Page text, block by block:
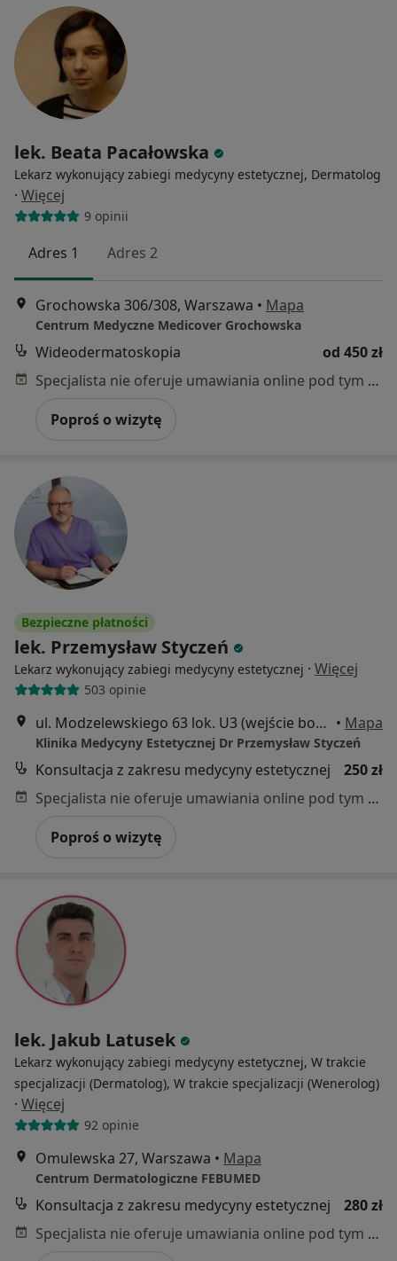
lek. Beata Pacałowska
Lekarz wykonujący zabiegi medycyny estetycznej, Dermatolog
· Więcej
9 opinii
Adres 1 Adres 2
Grochowska 306/308, Warszawa • Mapa
Centrum Medyczne Medicover Grochowska
Wideodermatoskopia
od 450 zł
Specjalista nie oferuje umawiania online pod tym adresem.
Poproś o wizytę
Bezpieczne płatności
lek. Przemysław Styczeń
Lekarz wykonujący zabiegi medycyny estetycznej · Więcej
503 opinie
ul. Modzelewskiego 63 lok. U3 (wejście boczne za wjazdem do garażu), Warszawa • Mapa
Klinika Medycyny Estetycznej Dr Przemysław Styczeń
Konsultacja z zakresu medycyny estetycznej
250 zł
Specjalista nie oferuje umawiania online pod tym adresem.
Poproś o wizytę
lek. Jakub Latusek
Lekarz wykonujący zabiegi medycyny estetycznej, W trakcie
specjalizacji (Dermatolog), W trakcie specjalizacji (Wenerolog)
· Więcej
92 opinie
Omulewska 27, Warszawa • Mapa
Centrum Dermatologiczne FEBUMED
Konsultacja z zakresu medycyny estetycznej
280 zł
Specjalista nie oferuje umawiania online pod tym adresem.